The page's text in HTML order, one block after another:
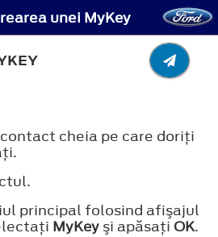
unei MyKey
cheia pe care doriţi
principal folosind afişajul
MyKey şi apăsaţi OK.